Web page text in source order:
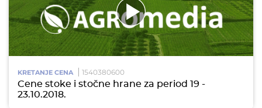
KRETANJE CENA 1540380600
Cene stoke i stočne hrane za period 19 -
23.10.2018.